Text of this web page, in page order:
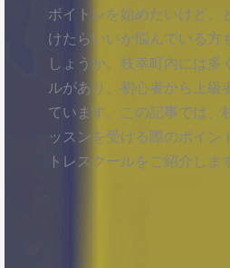
ボイトレを始めたいけど、
けたらいいか悩んでいる方
しょうか。枝幸町内には多
ルがあり、初心者から上級
ています。この記事では、
ッスンを受ける際のポイン
トレスクールをご紹介しま